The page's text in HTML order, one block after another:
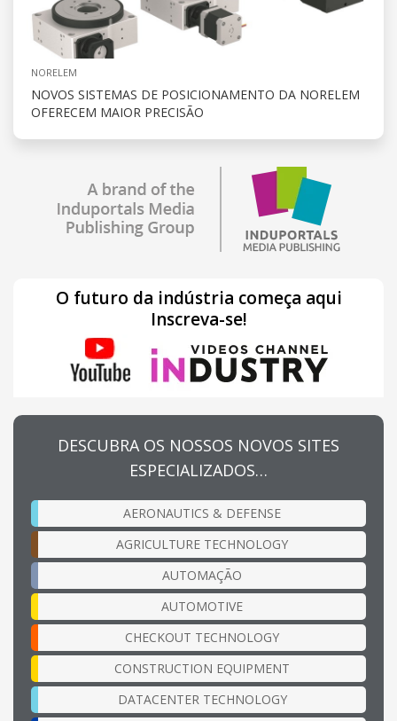
NORELEM
NOVOS SISTEMAS DE POSICIONAMENTO DA NORELEM
OFERECEM MAIOR PRECISÃO
O futuro da indústria começa aqui
Inscreva-se!
DESCUBRA OS NOSSOS NOVOS SITES
ESPECIALIZADOS…
AERONAUTICS & DEFENSE
AGRICULTURE TECHNOLOGY
AUTOMAÇÃO
AUTOMOTIVE
CHECKOUT TECHNOLOGY
CONSTRUCTION EQUIPMENT
DATACENTER TECHNOLOGY